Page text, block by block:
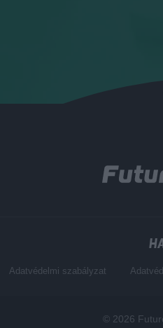
Adatvédelmi szabályzat
© 2026